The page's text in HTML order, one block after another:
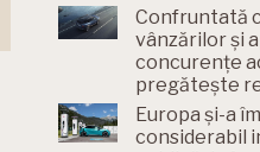
Confruntată
vânzărilor și
concurențe
pregătește
Europa și-a
considerabil